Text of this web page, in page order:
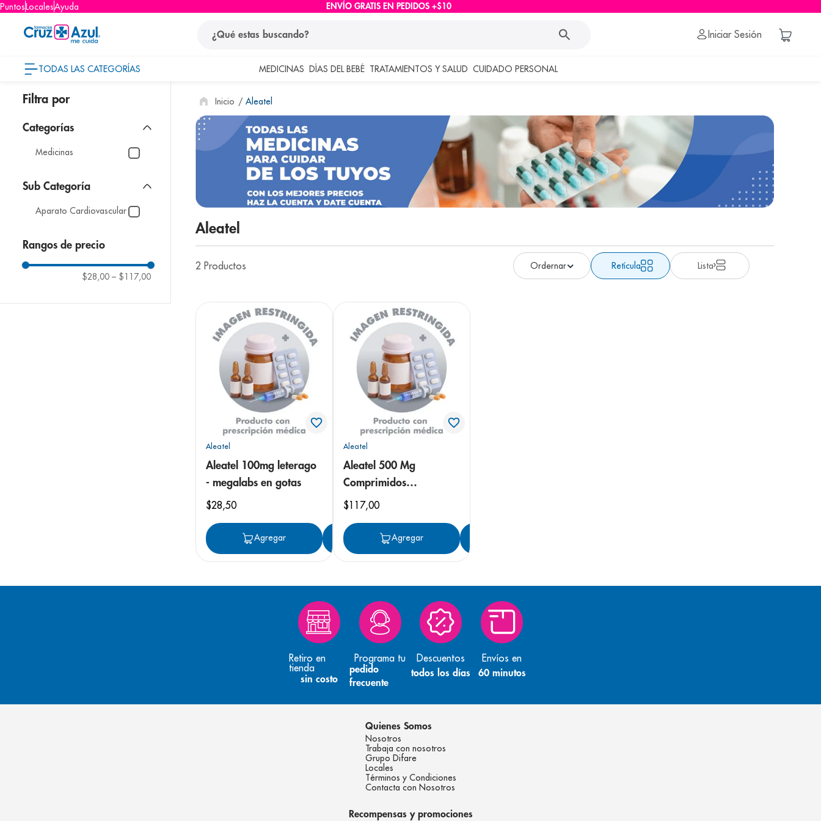
PuntosLocalesAyuda ENVÍO GRATIS EN PEDIDOS +$10
Iniciar Sesión
TODAS LAS CATEGORÍAS MEDICINAS DÍAS DEL BEBÉ TRATAMIENTOS Y SALUD CUIDADO PERSONAL
Medicinas
Aparato Cardiovascular
Rangos de precio
$28,00 – $117,00
Aleatel
Aleatel
2 Productos Retícula Lista
Aleatel
Aleatel 100mg leterago
- megalabs en gotas
$28,50
Agregar Agregar
Aleatel
Aleatel 500 Mg
Comprimidos
Recubiertos x30
$117,00
Agregar
Retiro en
tienda
sin costo
Programa tu
pedido
frecuente
Descuentos
todos los días
Envíos en
60 minutos
Quienes Somos
Nosotros
Trabaja con nosotros
Grupo Difare
Locales
Términos y Condiciones
Contacta con Nosotros
Recompensas y promociones
términos más buscados
1. protector solar
pañales
3 eucerin
cerave
nivea
7. shampoo